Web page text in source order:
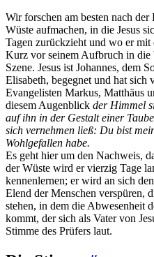
Wir forschen am besten nach
Wüste aufmachen, in die Jesus
Tagen zurückzieht und wo er mit
Kurz vor seinem Aufbruch in die
Szene. Jesus ist Johannes, dem
Elisabeth, begegnet und hat sich
Evangelisten Markus, Matthäus
diesem Augenblick der Himmel
auf ihn in der Gestalt einer
sich vernehmen ließ: Du bist
Wohlgefallen habe.
Es geht hier um den Nachweis,
der Wüste wird er vierzig Tage
kennenlernen; er wird an sich
Elend der Menschen verspüren,
stehen, in dem die Abwesenheit
kommt, der sich als Vater von
Stimme des Prüfers laut.